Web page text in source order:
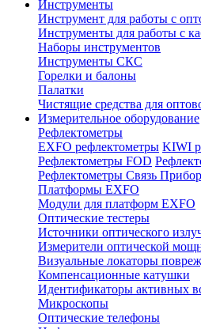
Инструменты
Инструмент для работы с
Инструменты для работы с
Наборы инструментов
Инструменты СКС
Горелки и балоны
Палатки
Чистящие средства для
Измерительное оборудование
Рефлектометры
EXFO рефлектометры KIWI
Рефлектометры FOD
Рефлектометры Связь Прибор
Платформы EXFO
Модули для платформ EXFO
Оптические тестеры
Источники оптического
Измерители оптической
Визуальные локаторы
Компенсационные катушки
Идентификаторы активных
Микроскопы
Оптические телефоны